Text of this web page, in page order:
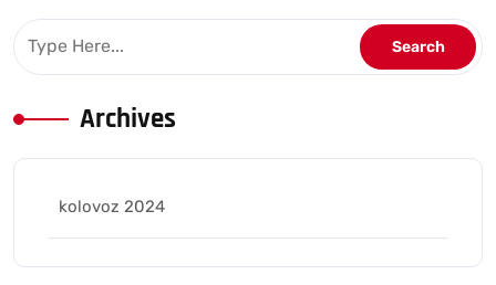
Archives
kolovoz 2024